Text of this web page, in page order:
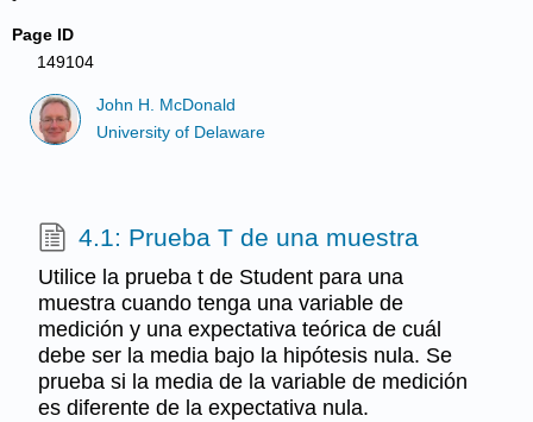
Page ID
149104
John H. McDonald
University of Delaware
4.1: Prueba T de una muestra
Utilice la prueba t de Student para una
muestra cuando tenga una variable de
medición y una expectativa teórica de cuál
debe ser la media bajo la hipótesis nula. Se
prueba si la media de la variable de medición
es diferente de la expectativa nula.